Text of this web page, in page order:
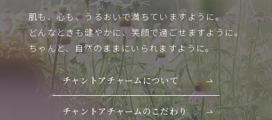
肌も、心も、うるおいで満ちていますように。
どんなときも健やかに、笑顔で過ごせますように。
ちゃんと、自然のままにいられますように。
チャントアチャームについて
チャントアチャームのこだわり